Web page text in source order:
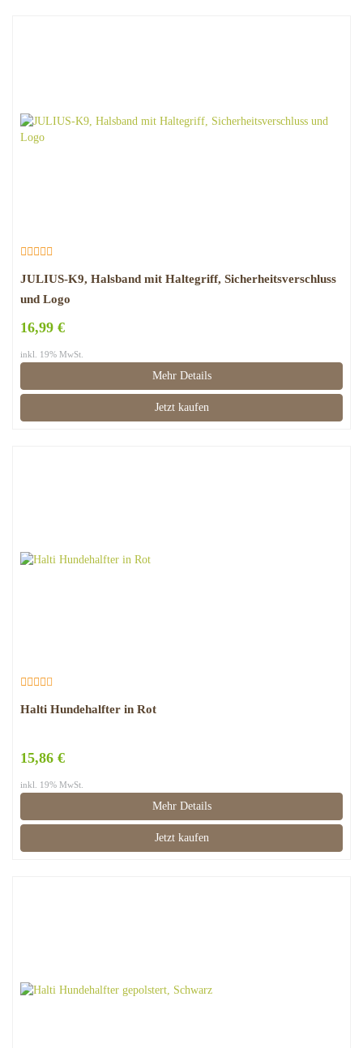
JULIUS-K9, Halsband mit Haltegriff, Sicherheitsverschluss
und Logo
16,99 €
inkl. 19% MwSt.
Mehr Details
Jetzt kaufen
Halti Hundehalfter in Rot
15,86 €
inkl. 19% MwSt.
Mehr Details
Jetzt kaufen